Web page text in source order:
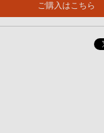
ご購入はこちら